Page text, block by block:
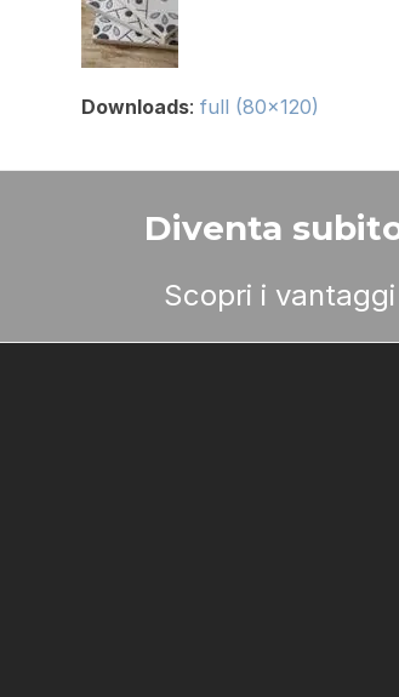
Downloads:full (80x120)
Diventa
Scopri i